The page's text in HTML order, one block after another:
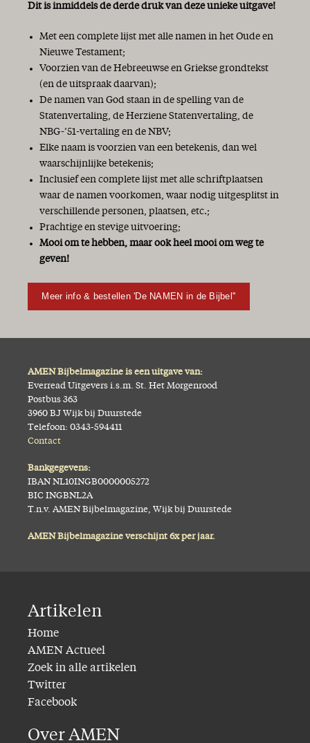
Dit is inmiddels de derde druk van deze unieke uitgave!
Met een complete lijst met alle namen in het Oude en
Nieuwe Testament;
Voorzien van de Hebreeuwse en Griekse grondtekst
(en de uitspraak daarvan);
De namen van God staan in de spelling van de
Statenvertaling, de Herziene Statenvertaling, de
NBG-’51-vertaling en de NBV;
Elke naam is voorzien van een betekenis, dan wel
waarschijnlijke betekenis;
Inclusief een complete lijst met alle schriftplaatsen
waar de namen voorkomen, waar nodig uitgesplitst in
verschillende personen, plaatsen, etc.;
Prachtige en stevige uitvoering;
Mooi om te hebben, maar ook heel mooi om weg te
geven!
Meer info & bestellen 'De NAMEN in de Bijbel''
AMEN Bijbelmagazine is een uitgave van:
Everread Uitgevers i.s.m. St. Het Morgenrood
Postbus 363
3960 BJ Wijk bij Duurstede
Telefoon: 0343-594411
Contact
Bankgegevens:
IBAN NL10INGB0000005272
BIC INGBNL2A
T.n.v. AMEN Bijbelmagazine, Wijk bij Duurstede
AMEN Bijbelmagazine verschijnt 6x per jaar.
Artikelen
Home
AMEN Actueel
Zoek in alle artikelen
Twitter
Facebook
Over AMEN